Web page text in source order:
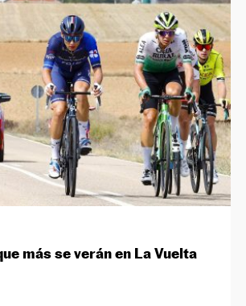
más se verán en La Vuelta